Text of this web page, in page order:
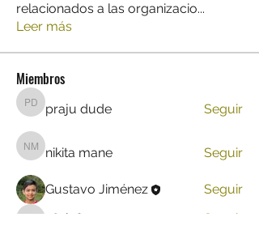
relacionados a las organizacio...
Leer más
Miembros
praju dude
praju dude Seguir
nikita mane
nikita mane Seguir
Gustavo Jiménez Seguir
x8zin6gacy Seguir